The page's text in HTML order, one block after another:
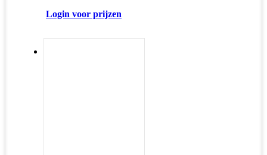
Login voor prijzen